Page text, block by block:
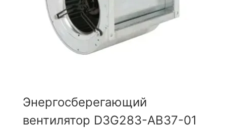
Энергосберегающий
вентилятор D3G283-AB37-01